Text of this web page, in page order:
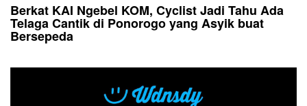
Berkat KAI Ngebel KOM, Cyclist Jadi Tahu Ada
Telaga Cantik di Ponorogo yang Asyik buat
Bersepeda